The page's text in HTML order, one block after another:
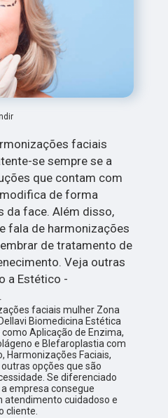
faciais
se sempre se a
que contam com
de forma
da face. Além disso,
fala de harmonizações
de tratamento de
Veja outras
a Estético -
faciais mulher Zona
Biomedicina Estética
Aplicação de Enzima,
e Blefaroplastia com
Harmonizações Faciais,
opções que são
Se diferenciado
empresa consegue
cuidadoso e
cliente.